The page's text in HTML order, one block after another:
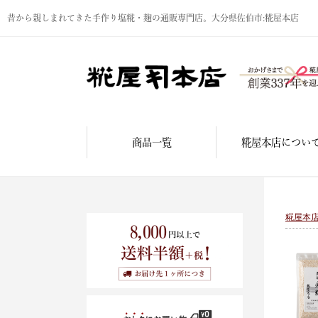
昔から親しまれてきた手作り塩糀・麹の通販専門店。大分県佐伯市:糀屋本店
商品一覧 糀屋本店につい
糀屋本